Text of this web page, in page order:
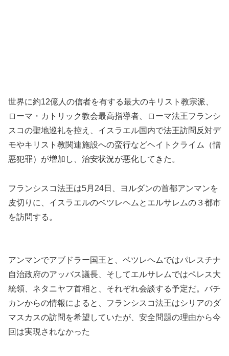
世界に約12億人の信者を有する最大のキリスト教宗派、
ローマ・カトリック教会最高指導者、ローマ法王フランシ
スコの聖地巡礼を控え、イスラエル国内で法王訪問反対デ
モやキリスト教関連施設への蛮行などヘイトクライム（憎
悪犯罪）が増加し、治安状況が悪化してきた。
フランシスコ法王は5月24日、ヨルダンの首都アンマンを
皮切りに、イスラエルのベツレヘムとエルサレムの３都市
を訪問する。
アンマンでアブドラー国王と、ベツレヘムではパレスチナ
自治政府のアッバス議長、そしてエルサレムではペレス大
統領、ネタニヤフ首相と、それぞれ会談する予定だ。バチ
カンからの情報によると、フランシスコ法王はシリアのダ
マスカスの訪問を希望していたが、安全問題の理由から今
回は実現されなかった